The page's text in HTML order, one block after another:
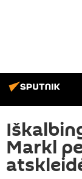
Markl